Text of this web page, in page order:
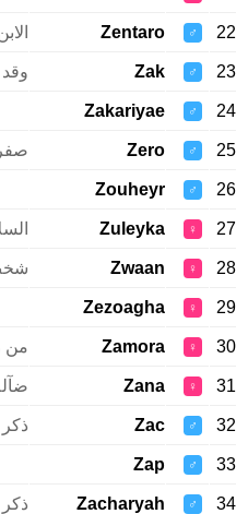
♂
Zentaro الابن
♂
Zak وقد
♂
Zakariyae
♂
Zero صفر
♂
Zouheyr
♀
Zuleyka
♀
Zwaan شخص
♀
Zezoagha
♀
Zamora من
♀
Zana ضآلة
♂
Zac ذكر
♂
Zap
♂
Zacharyah ذكر